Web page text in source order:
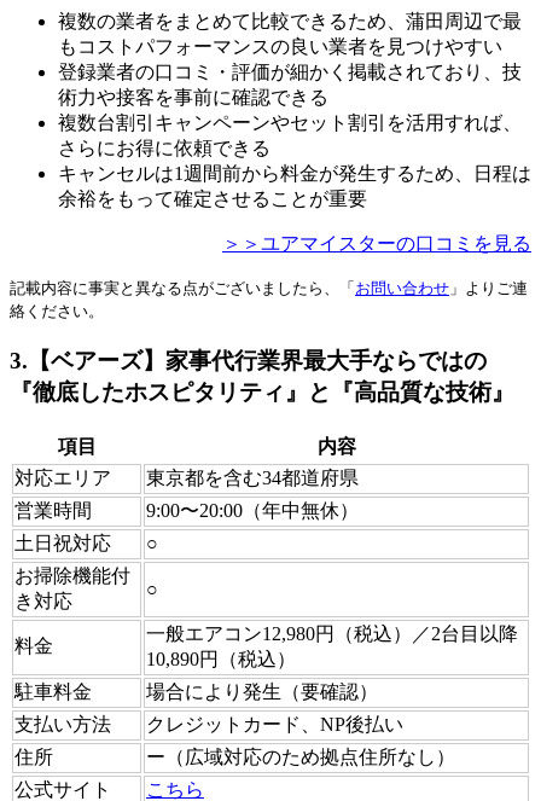
複数の業者をまとめて比較できるため、蒲田周辺で最
もコストパフォーマンスの良い業者を見つけやすい
登録業者の口コミ・評価が細かく掲載されており、技
術力や接客を事前に確認できる
複数台割引キャンペーンやセット割引を活用すれば、
さらにお得に依頼できる
キャンセルは1週間前から料金が発生するため、日程は
余裕をもって確定させることが重要
＞＞ユアマイスターの口コミを見る
記載内容に事実と異なる点がございましたら、「 お問い合わせ 」よりご連
絡ください。
3.【ベアーズ】家事代行業界最大手ならではの
『徹底したホスピタリティ』と『高品質な技術』
項目
内容
対応エリア
東京都を含む34都道府県
営業時間
9:00〜20:00（年中無休）
土日祝対応
○
お掃除機能付
き対応
○
料金
一般エアコン12,980円（税込）／2台目以降
10,890円（税込）
駐車料金
場合により発生（要確認）
支払い方法
クレジットカード、NP後払い
住所
ー（広域対応のため拠点住所なし）
公式サイト
こちら